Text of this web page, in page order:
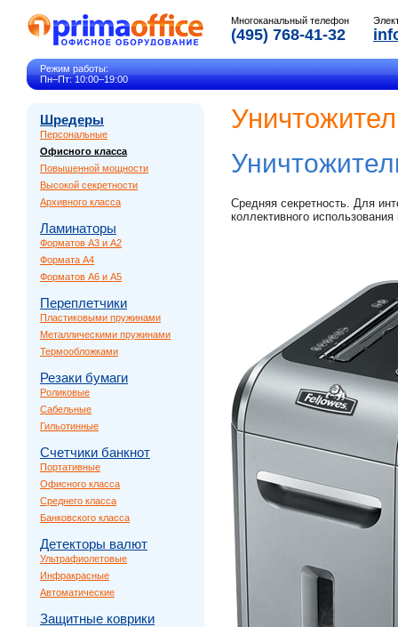
Многоканальный телефон
(495) 768-41-32
Режим работы:
Пн–Пт: 10:00–19:00
Шредеры
Персональные
Офисного класса
Повышенной мощности
Высокой секретности
Архивного класса
Ламинаторы
Форматов A3 и A2
Формата A4
Форматов A6 и A5
Переплетчики
Пластиковыми пружинами
Металлическими пружинами
Термообложками
Резаки бумаги
Роликовые
Сабельные
Гильотинные
Счетчики банкнот
Портативные
Офисного класса
Среднего класса
Банковского класса
Детекторы валют
Ультрафиолетовые
Инфракрасные
Автоматические
Защитные коврики
Средняя секретность. Для
коллективного